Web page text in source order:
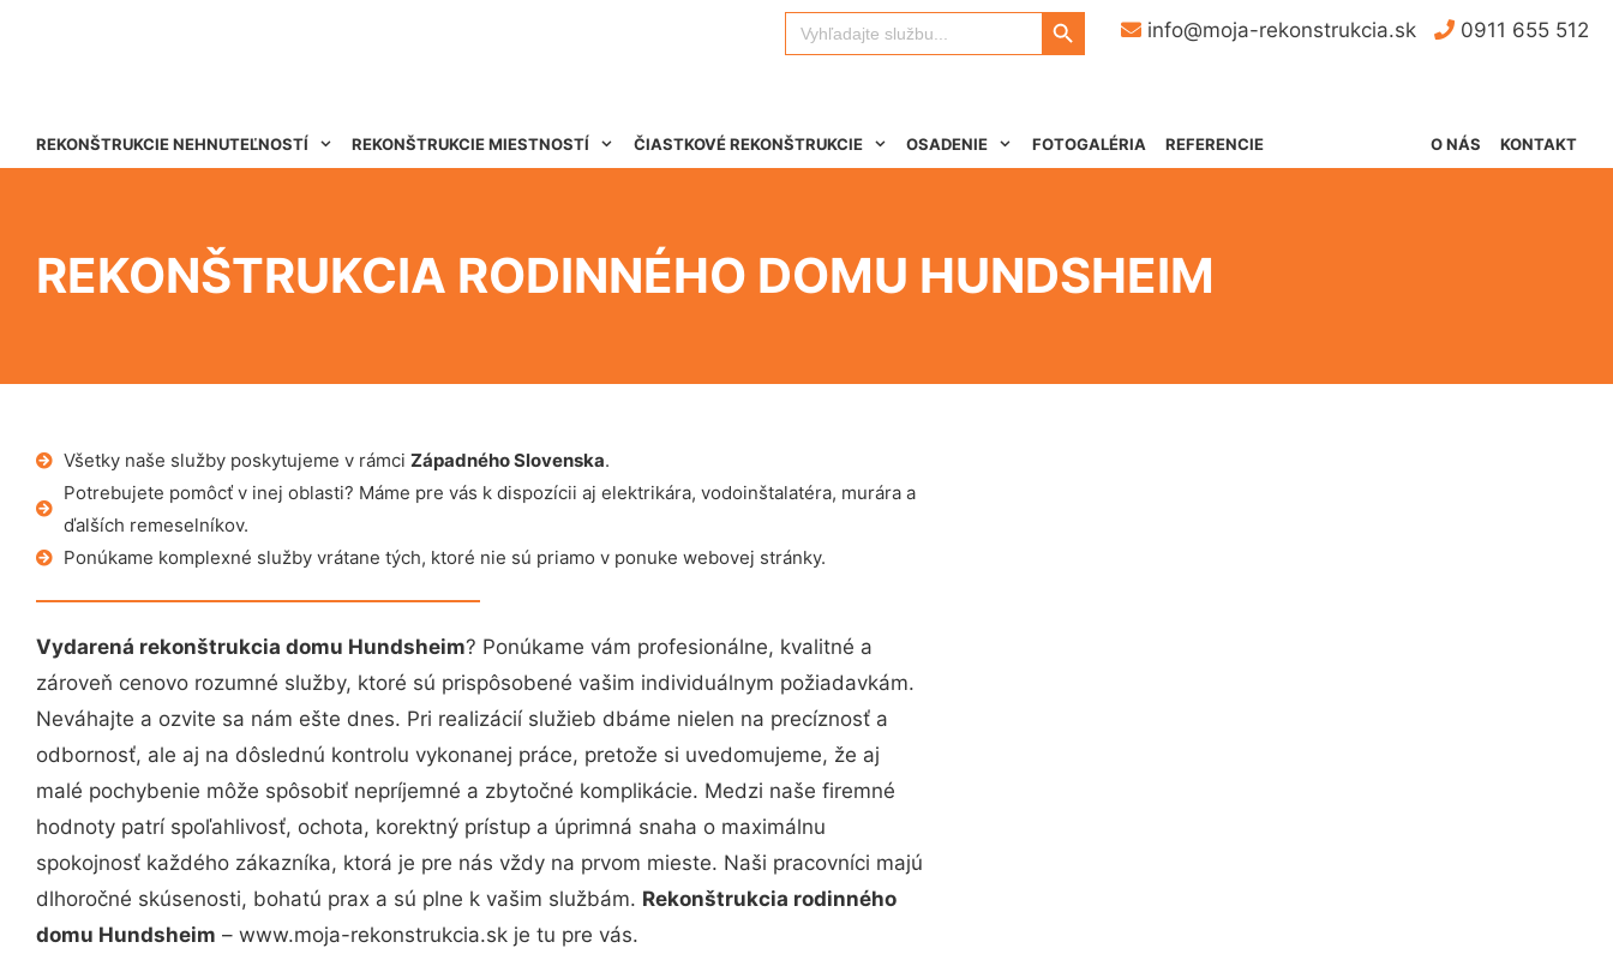
info@moja-rekonstrukcia.sk 0911 655 512
Search
for:
Search Button
REKONŠTRUKCIE NEHNUTEĽNOSTÍ REKONŠTRUKCIE MIESTNOSTÍ ČIASTKOVÉ REKONŠTRUKCIE OSADENIE FOTOGALÉRIA REFERENCIE KONTAKT
O NÁS
REKONŠTRUKCIA RODINNÉHO DOMU HUNDSHEIM
Všetky naše služby poskytujeme v rámci Západného Slovenska.
Potrebujete pomôcť v inej oblasti? Máme pre vás k dispozícii aj elektrikára, vodoinštalatéra, murára a
ďalších remeselníkov.
Ponúkame komplexné služby vrátane tých, ktoré nie sú priamo v ponuke webovej stránky.
Vydarená rekonštrukcia domu Hundsheim? Ponúkame vám profesionálne, kvalitné a
zároveň cenovo rozumné služby, ktoré sú prispôsobené vašim individuálnym požiadavkám.
Neváhajte a ozvite sa nám ešte dnes. Pri realizácií služieb dbáme nielen na precíznosť a
odbornosť, ale aj na dôslednú kontrolu vykonanej práce, pretože si uvedomujeme, že aj
malé pochybenie môže spôsobiť nepríjemné a zbytočné komplikácie. Medzi naše firemné
hodnoty patrí spoľahlivosť, ochota, korektný prístup a úprimná snaha o maximálnu
spokojnosť každého zákazníka, ktorá je pre nás vždy na prvom mieste. Naši pracovníci majú
dlhoročné skúsenosti, bohatú prax a sú plne k vašim službám. Rekonštrukcia rodinného
domu Hundsheim – www.moja-rekonstrukcia.sk je tu pre vás.